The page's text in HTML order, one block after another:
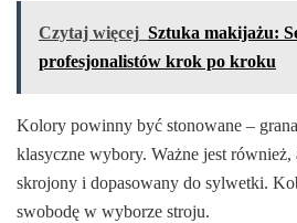
Czytaj więcej Sztuka makijażu:
profesjonalistów krok po kroku
Kolory powinny być stonowane –
klasyczne wybory. Ważne jest również,
skrojony i dopasowany do sylwetki.
swobodę w wyborze stroju.